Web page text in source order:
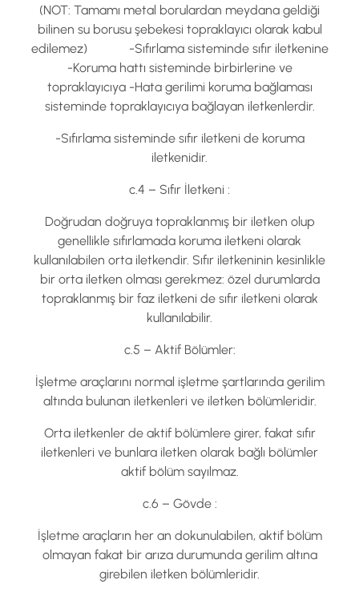
(NOT: Tamamı metal borulardan meydana geldiği
bilinen su borusu şebekesi topraklayıcı olarak kabul
edilemez) -Sıfırlama sisteminde sıfır iletkenine
-Koruma hattı sisteminde birbirlerine ve
topraklayıcıya -Hata gerilimi koruma bağlaması
sisteminde topraklayıcıya bağlayan iletkenlerdir.
-Sıfırlama sisteminde sıfır iletkeni de koruma
iletkenidir.
c.4 – Sıfır İletkeni :
Doğrudan doğruya topraklanmış bir iletken olup
genellikle sıfırlamada koruma iletkeni olarak
kullanılabilen orta iletkendir. Sıfır iletkeninin kesinlikle
bir orta iletken olması gerekmez: özel durumlarda
topraklanmış bir faz iletkeni de sıfır iletkeni olarak
kullanılabilir.
c.5 – Aktif Bölümler:
İşletme araçlarını normal işletme şartlarında gerilim
altında bulunan iletkenleri ve iletken bölümleridir.
Orta iletkenler de aktif bölümlere girer, fakat sıfır
iletkenleri ve bunlara iletken olarak bağlı bölümler
aktif bölüm sayılmaz.
c.6 – Gövde :
İşletme araçların her an dokunulabilen, aktif bölüm
olmayan fakat bir arıza durumunda gerilim altına
girebilen iletken bölümleridir.